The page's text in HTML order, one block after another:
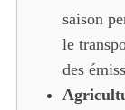
saison
le
des